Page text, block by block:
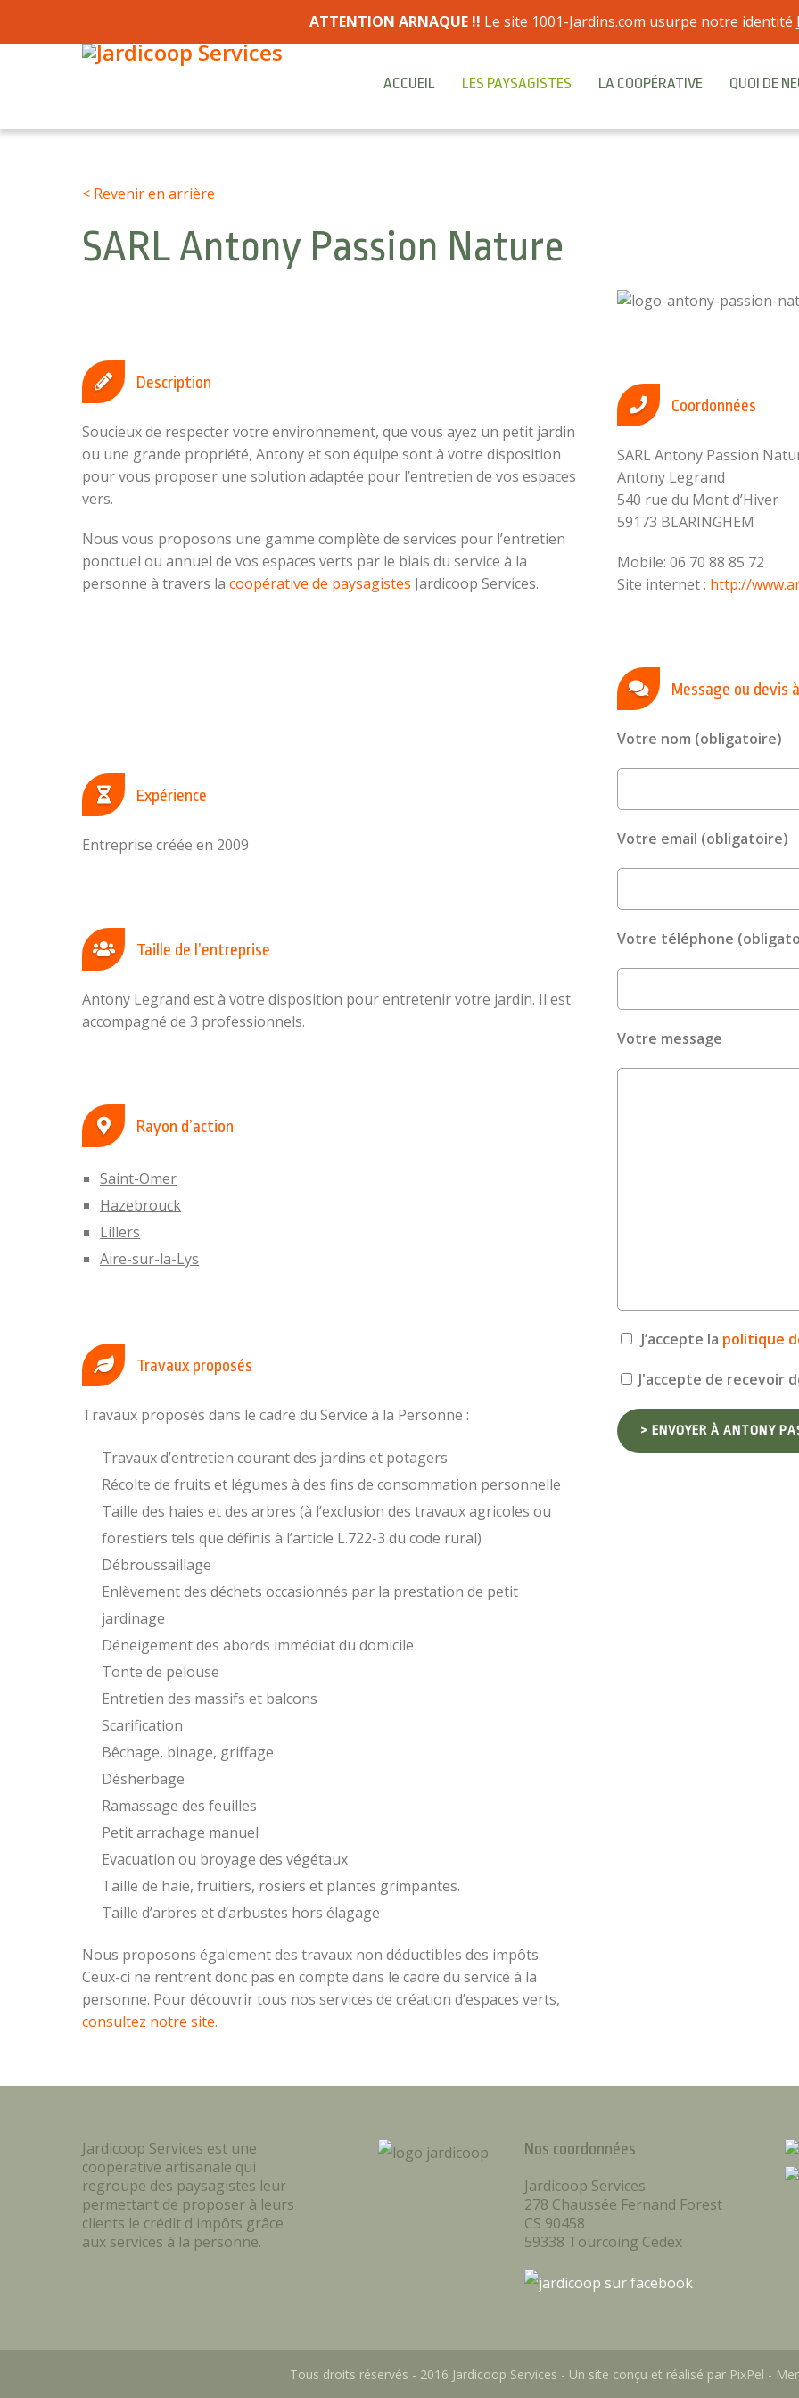
ATTENTION ARNAQUE !! Le site 1001-Jardins.com usurpe notre identité
ACCUEIL LES PAYSAGISTES LA COOPÉRATIVE QUOI DE
< Revenir en arrière
SARL Antony Passion Nature
Description
Soucieux de respecter votre environnement, que vous ayez un petit jardin
ou une grande propriété, Antony et son équipe sont à votre disposition
pour vous proposer une solution adaptée pour l’entretien de vos espaces
vers.
Nous vous proposons une gamme complète de services pour l’entretien
ponctuel ou annuel de vos espaces verts par le biais du service à la
personne à travers la coopérative de paysagistes Jardicoop Services.
Expérience
Entreprise créée en 2009
Taille de l’entreprise
Antony Legrand est à votre disposition pour entretenir votre jardin. Il est
accompagné de 3 professionnels.
Rayon d’action
Saint-Omer
Hazebrouck
Lillers
Aire-sur-la-Lys
Travaux proposés
Travaux proposés dans le cadre du Service à la Personne :
Travaux d’entretien courant des jardins et potagers
Récolte de fruits et légumes à des fins de consommation personnelle
Taille des haies et des arbres (à l’exclusion des travaux agricoles ou
forestiers tels que définis à l’article L.722-3 du code rural)
Débroussaillage
Enlèvement des déchets occasionnés par la prestation de petit
jardinage
Déneigement des abords immédiat du domicile
Tonte de pelouse
Entretien des massifs et balcons
Scarification
Bêchage, binage, griffage
Désherbage
Ramassage des feuilles
Petit arrachage manuel
Evacuation ou broyage des végétaux
Taille de haie, fruitiers, rosiers et plantes grimpantes.
Taille d’arbres et d’arbustes hors élagage
Nous proposons également des travaux non déductibles des impôts.
Ceux-ci ne rentrent donc pas en compte dans le cadre du service à la
personne. Pour découvrir tous nos services de création d’espaces verts,
consultez notre site.
Coordonnées
SARL Antony Passion
Antony Legrand
540 rue du Mont d’Hiver
59173 BLARINGHEM
Mobile: 06 70 88 85 72
Site internet : http://
Message ou devis
Votre nom (obligatoire)
Votre email (obligatoire)
Votre téléphone
Votre message
J’accepte la politique
J'accepte de recevoir
Jardicoop Services est une
coopérative artisanale qui
regroupe des paysagistes leur
permettant de proposer à leurs
clients le crédit d'impôts grâce
aux services à la personne.
Nos coordonnées
Jardicoop Services
278 Chaussée Fernand Forest
CS 90458
59338 Tourcoing Cedex
Tous droits réservés - 2016 Jardicoop Services - Un site conçu et réalisé par PixPel -